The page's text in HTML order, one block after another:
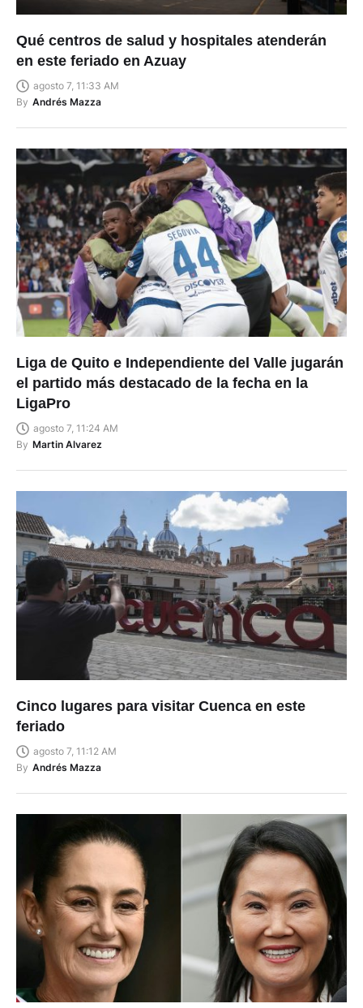
Qué centros de salud y hospitales atenderán
en este feriado en Azuay
agosto 7, 11:33 AM
By Andrés Mazza
Liga de Quito e Independiente del Valle jugarán
el partido más destacado de la fecha en la
LigaPro
agosto 7, 11:24 AM
By Martin Alvarez
Cinco lugares para visitar Cuenca en este
feriado
agosto 7, 11:12 AM
By Andrés Mazza